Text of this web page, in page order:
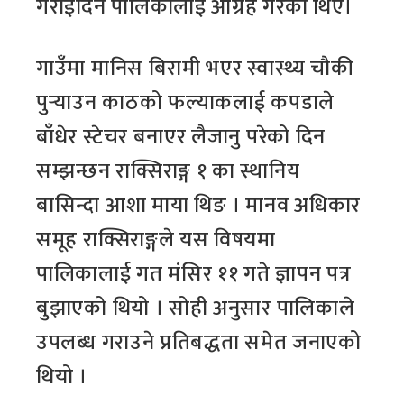
गाउँमा मानिस बिरामी भएर स्वास्थ्य चौकी
पुर्‍याउन काठको फल्याकलाई कपडाले
बाँधेर स्टेचर बनाएर लैजानु परेको दिन
सम्झन्छन राक्सिराङ्ग १ का स्थानिय
बासिन्दा आशा माया थिङ । मानव अधिकार
समूह राक्सिराङ्गले यस विषयमा
पालिकालाई गत मंसिर ११ गते ज्ञापन पत्र
बुझाएको थियो । सोही अनुसार पालिकाले
उपलब्ध गराउने प्रतिबद्धता समेत जनाएको
थियो ।